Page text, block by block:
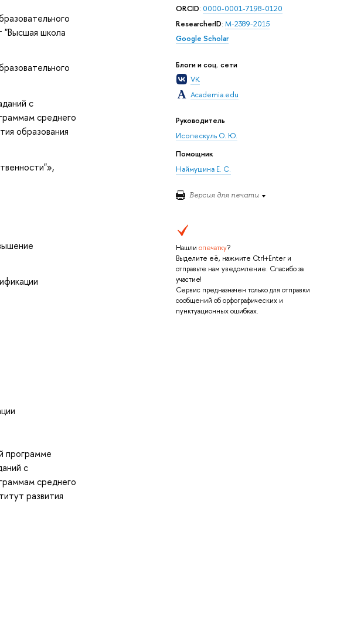
ORCID: 0000-0001-7198-0120
ResearcherID: M-2389-2015
Google Scholar
Блоги и соц. сети
VK
Academia.edu
Руководитель
Исопескуль О. Ю.
Помощник
Наймушина Е. С.
Версия для печати
Нашли опечатку?
Выделите её, нажмите Ctrl+Enter и
отправьте нам уведомление. Спасибо за
участие!
Сервис предназначен только для отправки
сообщений об орфографических и
пунктуационных ошибках.
"Высшая школа
с
среднего
образования
,
программе
с
среднего
развития